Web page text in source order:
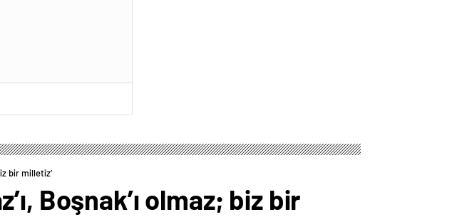
bir milletiz’
Boşnak’ı olmaz; biz bir